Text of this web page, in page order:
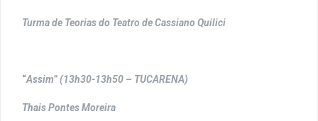
Turma de Teorias do Teatro de Cassiano Quilici
“Assim” (13h30-13h50 – TUCARENA)
Thais Pontes Moreira